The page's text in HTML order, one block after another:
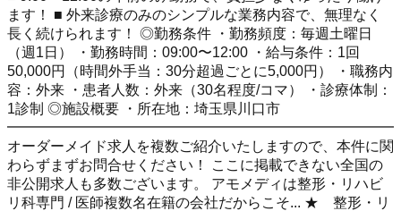
ます！ ■ 外来診療のみのシンプルな業務内容で、無理なく
長く続けられます！ ◎勤務条件 ・勤務頻度：毎週土曜日
（週1日） ・勤務時間：09:00〜12:00 ・給与条件：1回
50,000円（時間外手当：30分超過ごとに5,000円） ・職務内
容：外来 ・患者人数：外来（30名程度/コマ） ・診療体制：
1診制 ◎施設概要 ・所在地：埼玉県川口市
━━━━━━━━━━━━━━━━━━━━━━━━━━━
オーダーメイド求人を複数ご紹介いたしますので、本件に関
わらずまずお問合せください！ ここに掲載できない全国の
非公開求人も多数ございます。 アモメディは整形・リハビ
リ科専門 / 医師複数名在籍の会社だからこそ... ★ 整形・リ